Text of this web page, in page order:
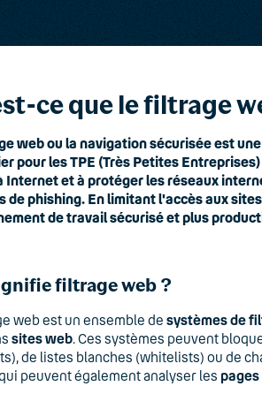
ce que le filtrage
web ou la navigation sécurisée est
pour les TPE (Très Petites
Internet et à protéger les réseaux
de phishing. En limitant l'accès aux
de travail sécurisé et plus
filtrage web ?
web est un ensemble de systèmes de
sites web. Ces systèmes peuvent
de listes blanches (whitelists) ou de
peuvent également analyser les